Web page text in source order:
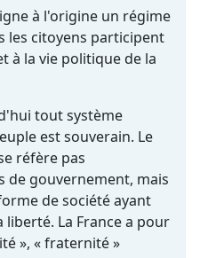
à l'origine un régime
les citoyens participent
à la vie politique de la
tout système
est souverain. Le
réfère pas
de gouvernement, mais
de société ayant
La France a pour
», « fraternité »